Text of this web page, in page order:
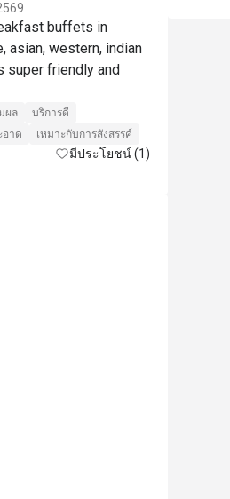
buffets in
asian, western, indian
super friendly and
ผล
บริการดี
อาด เหมาะกับการสังสรรค์
มีประโยชน์ (1)